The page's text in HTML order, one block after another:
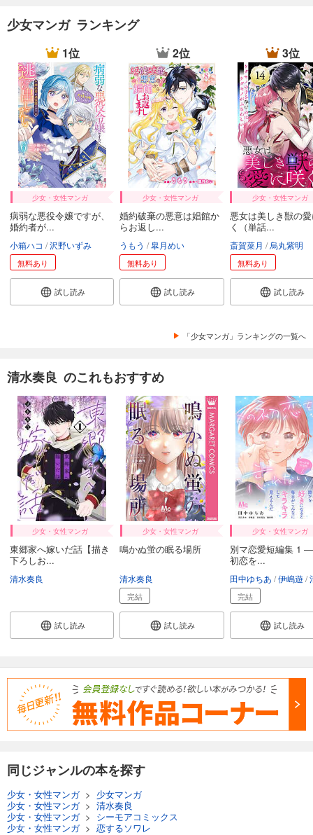
少女マンガ ランキング
1位
少女・女性マンガ
病弱な悪役令嬢ですが、
婚約者が...
小箱ハコ 沢野いずみ
無料あり
試し読み
2位
少女・女性マンガ
婚約破棄の悪意は娼館か
らお返し...
うもう 皐月めい
無料あり
試し読み
3位
少女・女性マンガ
悪女は美しき獣の
く（単話...
斎賀菜月 烏丸紫明
無料あり
試し読み
「少女マンガ」ランキングの一覧へ
清水奏良 のこれもおすすめ
少女・女性マンガ
東郷家へ嫁いだ話【描き
下ろしお...
清水奏良
試し読み
少女・女性マンガ
鳴かぬ蛍の眠る場所
清水奏良
完結
試し読み
少女・女性マンガ
別マ恋愛短編集 1
初恋を...
田中ゆちあ 伊嶋遊 清
完結
試し読み
同じジャンルの本を探す
少女・女性マンガ> 少女マンガ
少女・女性マンガ> 清水奏良
少女・女性マンガ> シーモアコミックス
少女・女性マンガ> 恋するソワレ